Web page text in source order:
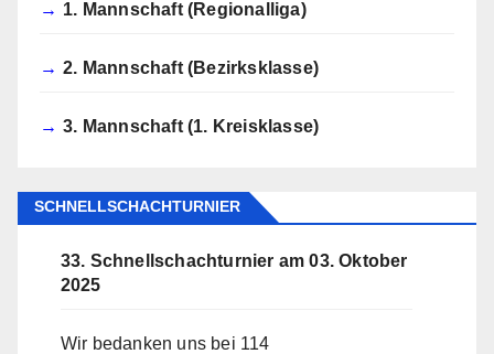
1. Mannschaft (Regionalliga)
2. Mannschaft (Bezirksklasse)
3. Mannschaft (1. Kreisklasse)
SCHNELLSCHACHTURNIER
33. Schnellschachturnier am 03. Oktober
2025
Wir bedanken uns bei 114